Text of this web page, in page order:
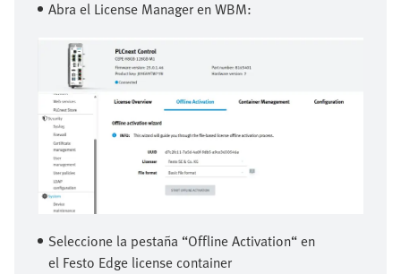
Abra el License Manager en WBM:
Seleccione la pestaña “Offline Activation“ en
el Festo Edge license container